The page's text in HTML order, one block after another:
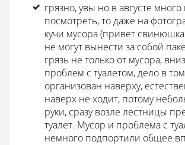
грязно, увы но в августе много
посмотреть, то даже на
кучи мусора (привет
не могут вынести за собой
грязь не только от мусора,
проблем с туалетом, дело в
организован наверху,
наверх не ходит, потому
руки, сразу возле лестницы
туалет. Мусор и проблема с
немного подпортили общее